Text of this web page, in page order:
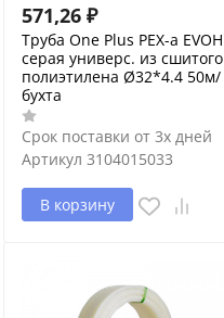
571,26 ₽
Труба One Plus PEX-a EVOH
серая универс. из сшитого
полиэтилена Ø32*4.4 50м/
бухта
Срок поставки от 3х дней
Артикул 3104015033
В корзину